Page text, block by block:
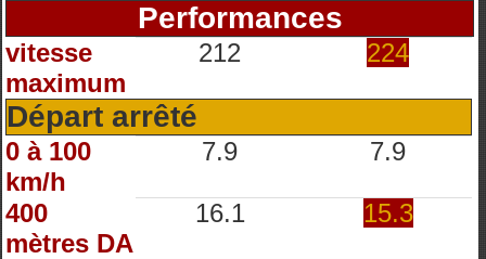
Performances
vitesse
maximum
212 224
Départ arrêté
0 à 100
km/h
7.9 7.9
400
mètres DA
16.1 15.3